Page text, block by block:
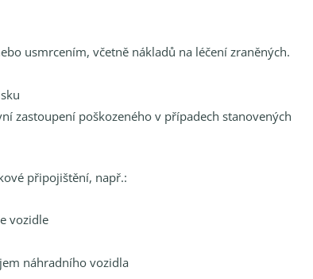
usmrcením, včetně nákladů na léčení zraněných.
zastoupení poškozeného v případech stanovených
připojištění, např.:
vozidle
náhradního vozidla